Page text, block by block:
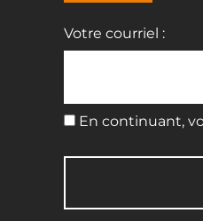
Votre courriel :
En continuant,